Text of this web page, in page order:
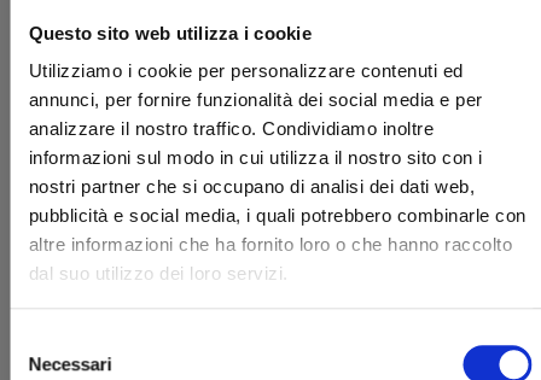
Questo sito web utilizza i cookie
Utilizziamo i cookie per personalizzare contenuti ed
annunci, per fornire funzionalità dei social media e per
analizzare il nostro traffico. Condividiamo inoltre
informazioni sul modo in cui utilizza il nostro sito con i
nostri partner che si occupano di analisi dei dati web,
pubblicità e social media, i quali potrebbero combinarle con
altre informazioni che ha fornito loro o che hanno raccolto
dal suo utilizzo dei loro servizi.
delNecessari
HEAVENLY DELUSION n. 6
06/04/2022